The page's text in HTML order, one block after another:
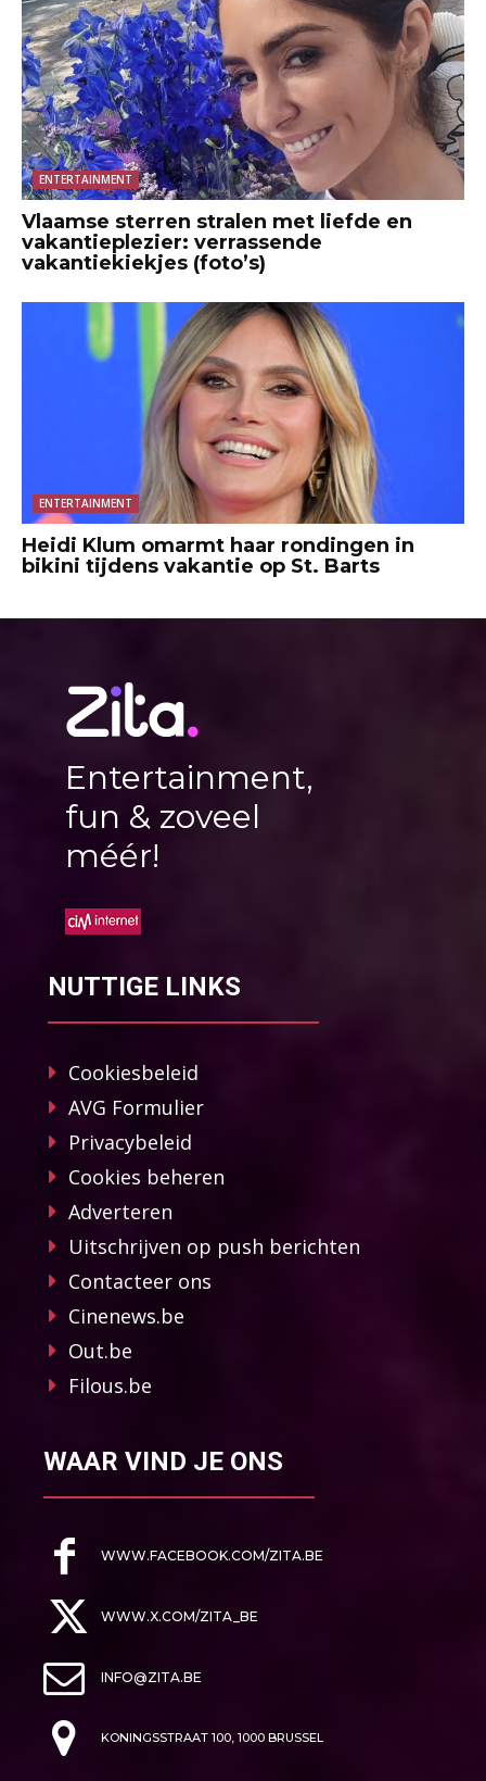
ENTERTAINMENT
Vlaamse sterren stralen met liefde en
vakantieplezier: verrassende
vakantiekiekjes (foto’s)
ENTERTAINMENT
Heidi Klum omarmt haar rondingen in
bikini tijdens vakantie op St. Barts
Entertainment,
fun & zoveel
méér!
NUTTIGE LINKS
Cookiesbeleid
AVG Formulier
Privacybeleid
Cookies beheren
Adverteren
Uitschrijven op push berichten
Contacteer ons
Cinenews.be
Out.be
Filous.be
WAAR VIND JE ONS
WWW.FACEBOOK.COM/ZITA.BE
WWW.X.COM/ZITA_BE
INFO@ZITA.BE
KONINGSSTRAAT 100, 1000 BRUSSEL